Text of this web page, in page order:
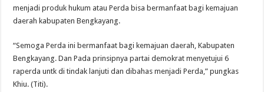
menjadi produk hukum atau Perda bisa bermanfaat bagi kemajuan
daerah kabupaten Bengkayang.
“Semoga Perda ini bermanfaat bagi kemajuan daerah, Kabupaten
Bengkayang. Dan Pada prinsipnya partai demokrat menyetujui 6
raperda untk di tindak lanjuti dan dibahas menjadi Perda,” pungkas
Khiu. (Titi).